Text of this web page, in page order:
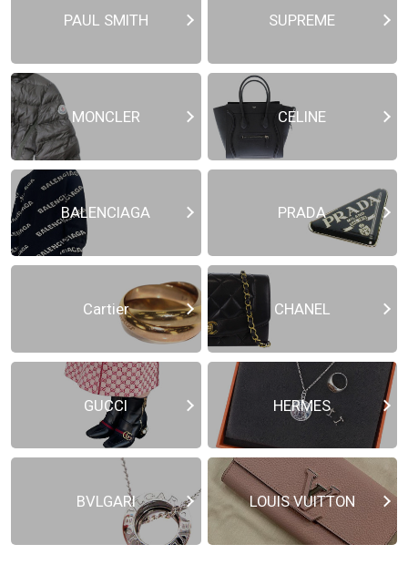
PAUL SMITH SUPREME
MONCLER CELINE
BALENCIAGA PRADA
Cartier CHANEL
GUCCI HERMES
BVLGARI LOUIS VUITTON